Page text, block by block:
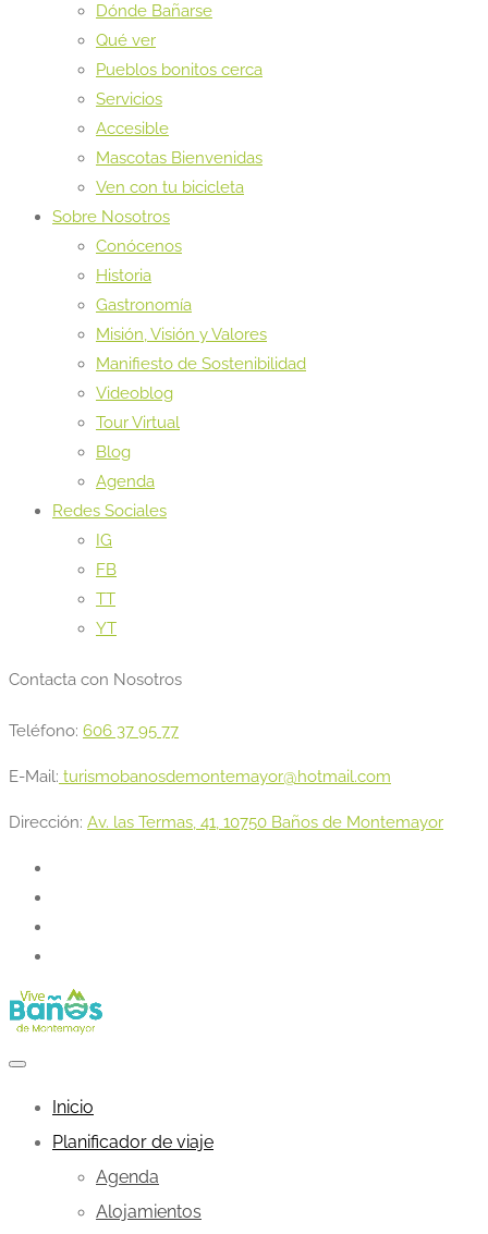
Dónde Bañarse
Qué ver
Pueblos bonitos cerca
Servicios
Accesible
Mascotas Bienvenidas
Ven con tu bicicleta
Sobre Nosotros
Conócenos
Historia
Gastronomía
Misión, Visión y Valores
Manifiesto de Sostenibilidad
Videoblog
Tour Virtual
Blog
Agenda
Redes Sociales
IG
FB
TT
YT
Contacta con Nosotros
Teléfono: 606 37 95 77
E-Mail: turismobanosdemontemayor@hotmail.com
Dirección: Av. las Termas, 41, 10750 Baños de Montemayor
Inicio
Planificador de viaje
Agenda
Alojamientos